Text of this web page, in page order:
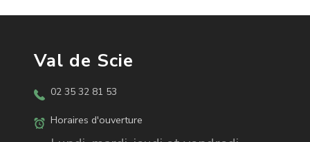
Val de Scie
02 35 32 81 53
Horaires d'ouverture